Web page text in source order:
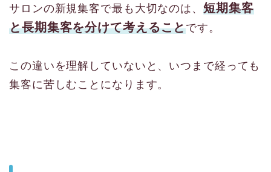
サロンの新規集客で最も大切なのは、 短期集客
と長期集客を分けて考えることです。
この違いを理解していないと、いつまで経っても
集客に苦しむことになります。